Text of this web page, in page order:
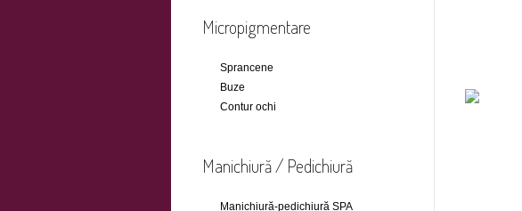
Micropigmentare
Sprancene
Buze
Contur ochi
Manichiură / Pedichiură
Manichiură-pedichiură SPA